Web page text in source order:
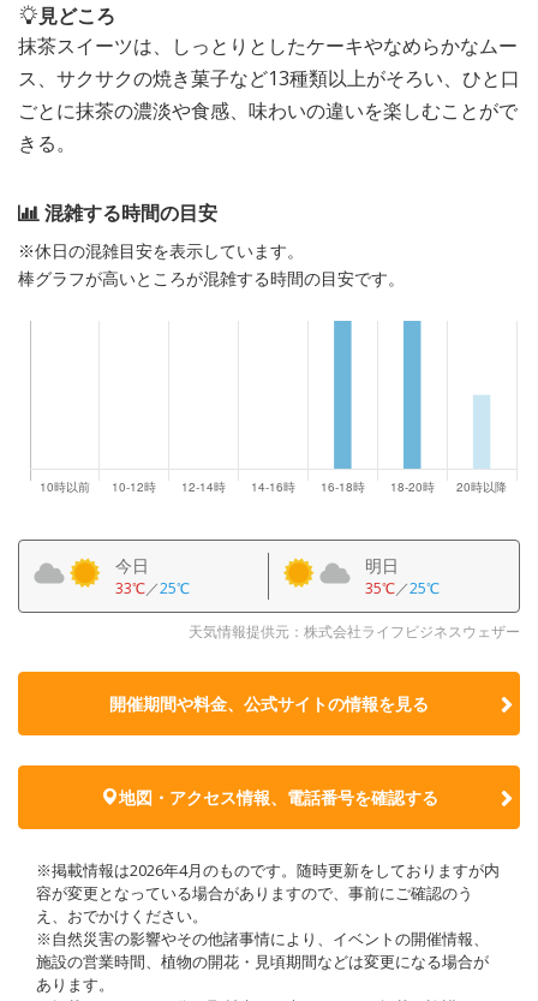
見どころ
抹茶スイーツは、しっとりとしたケーキやなめらかなムー
ス、サクサクの焼き菓子など13種類以上がそろい、ひと口
ごとに抹茶の濃淡や食感、味わいの違いを楽しむことがで
きる。
混雑する時間の目安
※休日の混雑目安を表示しています。
棒グラフが高いところが混雑する時間の目安です。
今日
33℃／25℃
明日
35℃／25℃
天気情報提供元：株式会社ライフビジネスウェザー
開催期間や料金、公式サイトの情報を見る
地図・アクセス情報、電話番号を確認する
※掲載情報は2026年4月のものです。随時更新をしておりますが内
容が変更となっている場合がありますので、事前にご確認のう
え、おでかけください。
※自然災害の影響やその他諸事情により、イベントの開催情報、
施設の営業時間、植物の開花・見頃期間などは変更になる場合が
あります。